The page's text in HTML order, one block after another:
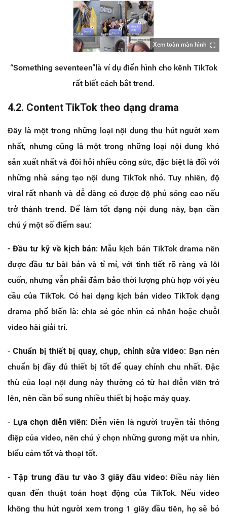
Xem toàn màn hình
“Something seventeen”là ví dụ điển hình cho kênh TikTok
rất biết cách bắt trend.
4.2. Content TikTok theo dạng drama
Đây là một trong những loại nội dung thu hút người xem
nhất, nhưng cũng là một trong những loại nội dung khó
sản xuất nhất và đòi hỏi nhiều công sức, đặc biệt là đối với
những nhà sáng tạo nội dung TikTok nhỏ. Tuy nhiên, độ
viral rất nhanh và dễ dàng có được độ phủ sóng cao nếu
trở thành trend. Để làm tốt dạng nội dung này, bạn cần
chú ý một số điểm sau:
-Đầu tư kỹ về kịch bản: Mẫu kịch bản TikTok drama nên
được đầu tư bài bản và tỉ mỉ, với tình tiết rõ ràng và lôi
cuốn, nhưng vẫn phải đảm bảo thời lượng phù hợp với yêu
cầu của TikTok. Có hai dạng kịch bản video TikTok dạng
drama phổ biến là: chia sẻ góc nhìn cá nhân hoặc chuỗi
video hài giải trí.
- Chuẩn bị thiết bị quay, chụp, chỉnh sửa video: Bạn nên
chuẩn bị đầy đủ thiết bị tốt để quay chỉnh chu nhất. Đặc
thù của loại nội dung này thường có từ hai diễn viên trở
lên, nên cần bổ sung nhiều thiết bị hoặc máy quay.
- Lựa chọn diễn viên: Diễn viên là người truyền tải thông
điệp của video, nên chú ý chọn những gương mặt ưa nhìn,
biểu cảm tốt và thoại tốt.
- Tập trung đầu tư vào 3 giây đầu video: Điều này liên
quan đến thuật toán hoạt động của TikTok. Nếu video
không thu hút người xem trong 1 giây đầu tiên, họ sẽ bỏ